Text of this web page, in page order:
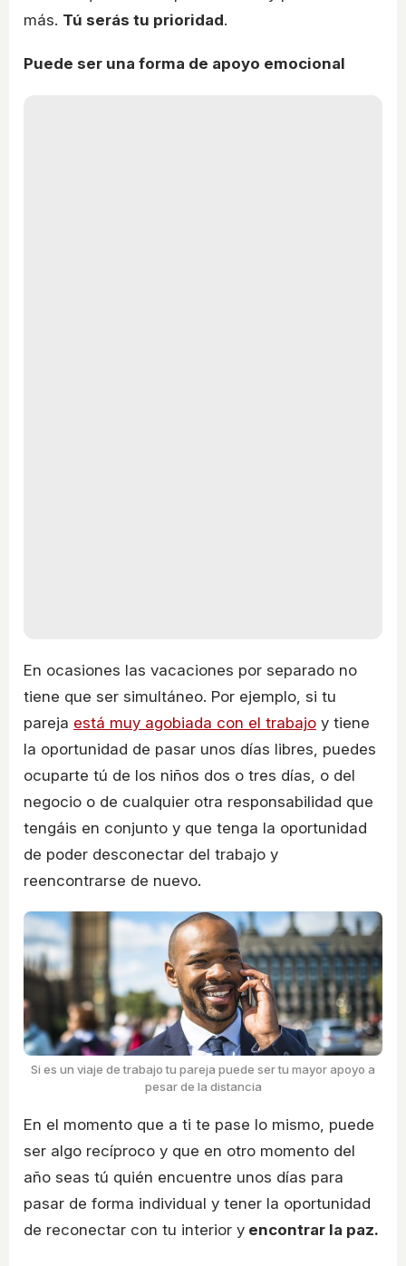
más. Tú serás tu prioridad.
Puede ser una forma de apoyo emocional
En ocasiones las vacaciones por separado no
tiene que ser simultáneo. Por ejemplo, si tu
pareja está muy agobiada con el trabajo y tiene
la oportunidad de pasar unos días libres, puedes
ocuparte tú de los niños dos o tres días, o del
negocio o de cualquier otra responsabilidad que
tengáis en conjunto y que tenga la oportunidad
de poder desconectar del trabajo y
reencontrarse de nuevo.
Si es un viaje de trabajo tu pareja puede ser tu mayor apoyo a
pesar de la distancia
En el momento que a ti te pase lo mismo, puede
ser algo recíproco y que en otro momento del
año seas tú quién encuentre unos días para
pasar de forma individual y tener la oportunidad
de reconectar con tu interior y encontrar la paz.